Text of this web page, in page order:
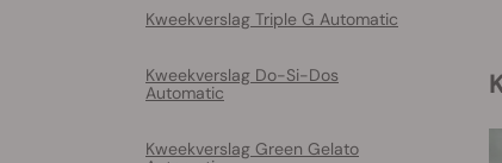
Kweekverslag Triple G Automatic
Kweekverslag Do-Si-Dos
Automatic
Kweekverslag Green Gelato